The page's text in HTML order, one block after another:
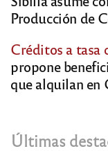
Producción de
Créditos a tasa
propone
que alquilan en
Últimas